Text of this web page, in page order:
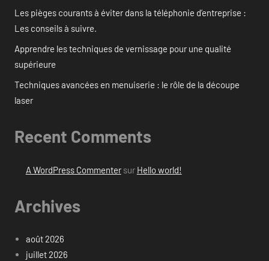
Les pièges courants à éviter dans la téléphonie d’entreprise :
Les conseils à suivre.
Apprendre les techniques de vernissage pour une qualité
supérieure
Techniques avancées en menuiserie : le rôle de la découpe
laser
Recent Comments
A WordPress Commentersur Hello world!
Archives
août 2026
juillet 2026